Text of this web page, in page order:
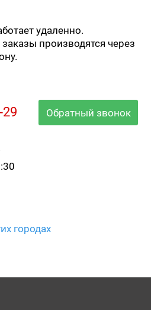
удаленно.
производятся через
29 Обратный звонок
городах